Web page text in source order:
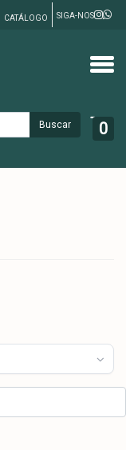
CATÁLOGO SIGA-NOS
Buscar 0